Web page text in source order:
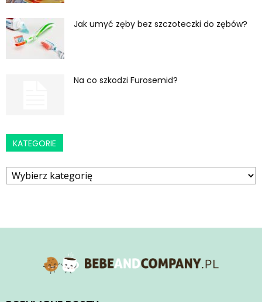
Jak umyć zęby bez szczoteczki do zębów?
Na co szkodzi Furosemid?
KATEGORIE
Kategorie